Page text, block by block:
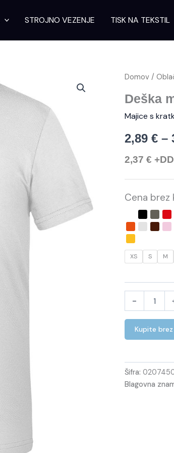
STROJNO VEZENJE TISK NA TEKSTIL
Domov /
Deška
Majice s
2,89€ –
2,37€
Cena brez
XS S M
-
Deška
s
kratkimi
rokavi
Kupite
Šifra:
Blagovna